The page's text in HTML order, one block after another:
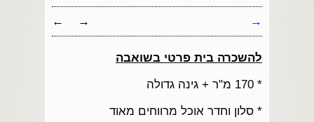
→
→
←
להשכרה בית פרטי בשואבה
* 170 מ"ר + גינה גדולה
* סלון וחדר אוכל מרווחים מאוד